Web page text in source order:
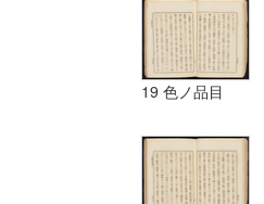
19 色ノ品目